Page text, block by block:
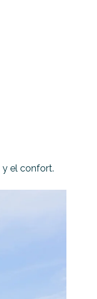
y el confort.